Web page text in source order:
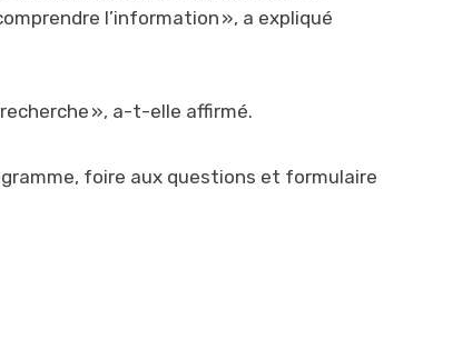
l’information », a expliqué
», a-t-elle affirmé.
foire aux questions et formulaire